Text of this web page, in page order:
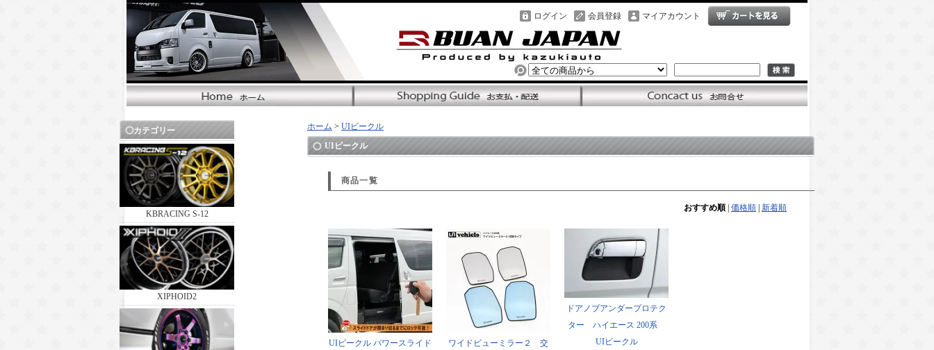
BUAN JAPAN
マイアカウント
会員登録
ログイン
カテゴリー
KBRACING S-12
XIPHOID2
ホーム > UIビークル
UIビークル
商品一覧
おすすめ順 価格順 新着順
UIビークル パワースライド
ワイドビューミラー２ 交
ドアノブアンダープロテク
ター ハイエース 200系
UIビークル